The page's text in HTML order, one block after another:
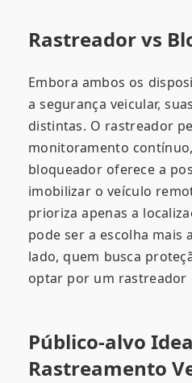
Rastreador vs
Embora ambos os
a segurança veicular,
distintas. O rastreador
monitoramento
bloqueador oferece a
imobilizar o veículo
prioriza apenas a
pode ser a escolha mais
lado, quem busca
optar por um rastreador
Público-alvo
Rastreamento